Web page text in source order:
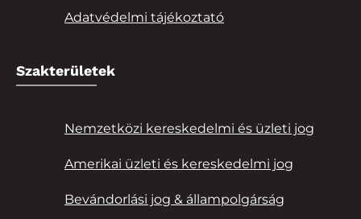
Adatvédelmi tájékoztató
Szakterületek
Nemzetközi kereskedelmi és üzleti jog
Amerikai üzleti és kereskedelmi jog
Bevándorlási jog & állampolgárság